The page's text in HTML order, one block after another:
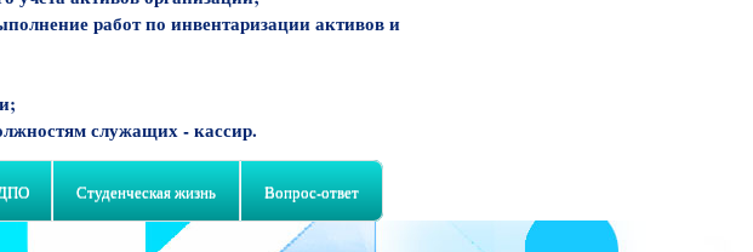
работ по инвентаризации активов и
служащих - кассир.
Студенческая жизнь Вопрос-ответ